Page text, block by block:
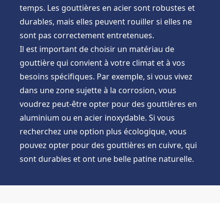
temps. Les gouttières en acier sont robustes et
durables, mais elles peuvent rouiller si elles ne
sont pas correctement entretenues.
Il est important de choisir un matériau de
gouttière qui convient à votre climat et à vos
besoins spécifiques. Par exemple, si vous vivez
dans une zone sujette à la corrosion, vous
voudrez peut-être opter pour des gouttières en
aluminium ou en acier inoxydable. Si vous
recherchez une option plus écologique, vous
pouvez opter pour des gouttières en cuivre, qui
sont durables et ont une belle patine naturelle.